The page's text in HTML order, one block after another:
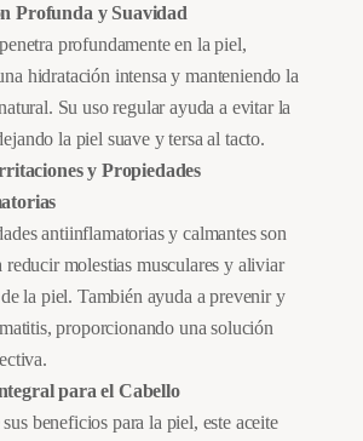
Profunda y Suavidad
profundamente en la piel,
hidratación intensa y manteniendo la
Su uso regular ayuda a evitar la
la piel suave y tersa al tacto.
y Propiedades
antiinflamatorias y calmantes son
reducir molestias musculares y aliviar
la piel. También ayuda a prevenir y
proporcionando una solución
para el Cabello
beneficios para la piel, este aceite